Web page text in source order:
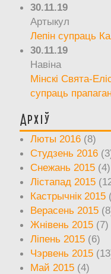
30.11.19
Артыкул
Лепін супраць
30.11.19
Навіна
Мінскі Свята-
супраць
Архіў
Люты 2016 (8)
Студзень 2016
Снежань 2015 (4)
Лістапад 2015
Кастрычнік 2015
Верасень 2015
Жнівень 2015 (7)
Ліпень 2015 (6)
Чэрвень 2015
Май 2015 (4)